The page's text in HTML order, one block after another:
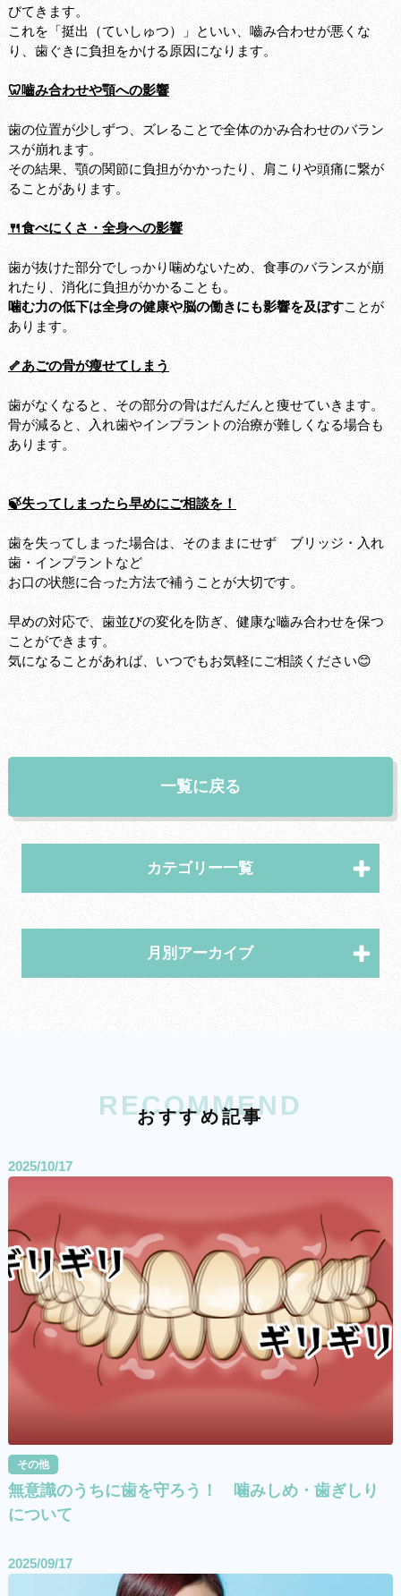
びてきます。
これを「挺出（ていしゅつ）」といい、嚙み合わせが悪くな
り、歯ぐきに負担をかける原因になります。
🦷嚙み合わせや顎への影響
歯の位置が少しずつ、ズレることで全体のかみ合わせのバラン
スが崩れます。
その結果、顎の関節に負担がかかったり、肩こりや頭痛に繋が
ることがあります。
🍴食べにくさ・全身への影響
歯が抜けた部分でしっかり噛めないため、食事のバランスが崩
れたり、消化に負担がかかることも。
噛む力の低下は全身の健康や脳の働きにも影響を及ぼすことが
あります。
🦴あごの骨が瘦せてしまう
歯がなくなると、その部分の骨はだんだんと痩せていきます。
骨が減ると、入れ歯やインプラントの治療が難しくなる場合も
あります。
🍃失ってしまったら早めにご相談を！
歯を失ってしまった場合は、そのままにせず ブリッジ・入れ
歯・インプラントなど
お口の状態に合った方法で補うことが大切です。
早めの対応で、歯並びの変化を防ぎ、健康な嚙み合わせを保つ
ことができます。
気になることがあれば、いつでもお気軽にご相談ください😊
一覧に戻る
カテゴリー一覧
月別アーカイブ
RECOMMEND
おすすめ記事
2025/10/17
その他
無意識のうちに歯を守ろう！ 噛みしめ・歯ぎしり
について
2025/09/17